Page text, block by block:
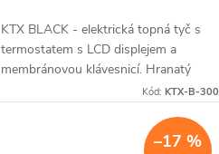
KTX BLACK - elektrická topná tyč s
termostatem s LCD displejem a
membránovou klávesnicí. Hranatý
design vhodný pro všechny typy
Kód:KTX-B-300
–17 %